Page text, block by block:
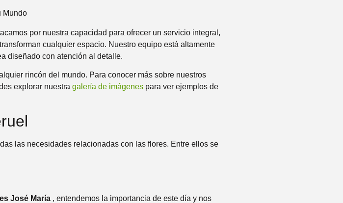
por nuestra capacidad para ofrecer un servicio integral,
cualquier espacio. Nuestro equipo está altamente
diseñado con atención al detalle.
rincón del mundo. Para conocer más sobre nuestros
explorar nuestra galería de imágenes para ver ejemplos de
las necesidades relacionadas con las flores. Entre ellos se
José María , entendemos la importancia de este día y nos